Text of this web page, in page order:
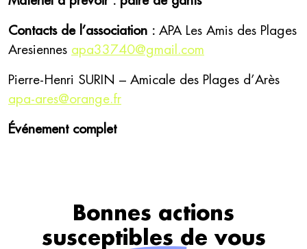
Contacts de l’association : APA Les Amis des Plages
Aresiennes apa33740@gmail.com
Pierre-Henri SURIN – Amicale des Plages d’Arès
apa-ares@orange.fr
Événement complet
Bonnes actions
susceptibles de vous